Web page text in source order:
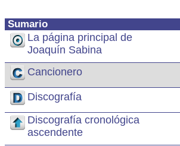
Sumario
La página principal de
Joaquín Sabina
Cancionero
Discografía
Discografía cronológica
ascendente